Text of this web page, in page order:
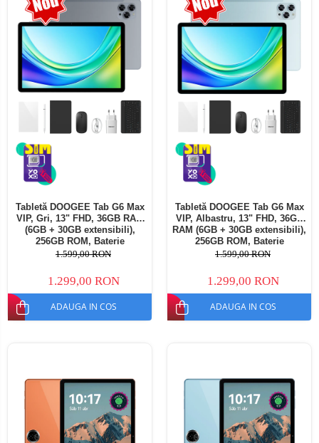
Telefoane mobile Ulefone
Telefoane mobile Unihertz
Telefoane mobile Cubot
Telefoane mobile Blackview
Telefoane mobile OSCAL
Telefoane mobile Fossibot
Telefoane mobile Lagenio
Telefoane mobile Samsung
Telefoane mobile iSEN
Telefoane mobile HUAWEI
Telefoane mobile iHunt
Telefoane mobile Xiaomi
Telefoane mobile Realme
Telefoane mobile ZTE Nubia
Tabletă DOOGEE Tab G6 Max
VIP, Gri, 13" FHD, 36GB RAM
(6GB + 30GB extensibili),
256GB ROM, Baterie
10800mAh, Android, Wi-Fi
1.599,00 RON
1.299,00 RON
ADAUGA IN COS
Tabletă DOOGEE Tab G6 Max
VIP, Albastru, 13" FHD, 36GB
RAM (6GB + 30GB extensibili),
256GB ROM, Baterie
10800mAh, Android, Wi-Fi
1.599,00 RON
1.299,00 RON
ADAUGA IN COS